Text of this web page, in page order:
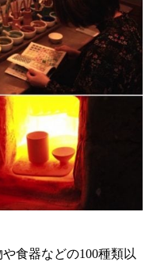
食器などの100種類以